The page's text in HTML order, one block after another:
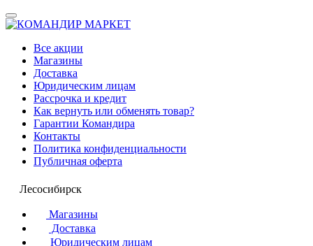
Все акции
Магазины
Доставка
Юридическим лицам
Рассрочка и кредит
Как вернуть или обменять товар?
Гарантии Командира
Контакты
Политика конфиденциальности
Публичная оферта
Лесосибирск
Магазины
Доставка
Юридическим лицам